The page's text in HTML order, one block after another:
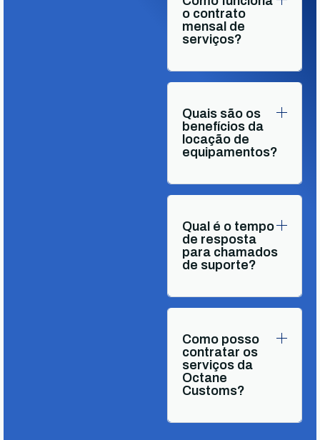
o contrato
mensal de
serviços?
Quais são os
benefícios da
locação de
equipamentos?
Qual é o tempo
de resposta
para chamados
de suporte?
Como posso
contratar os
serviços da
Octane
Customs?